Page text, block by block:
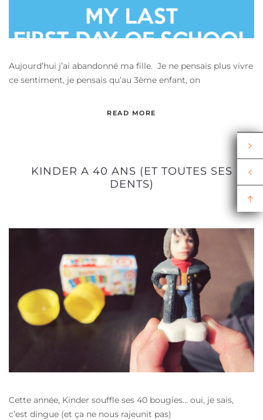
Aujourd’hui j’ai abandonné ma fille. Je ne pensais plus vivre
ce sentiment, je pensais qu’au 3ème enfant, on
READ MORE
KINDER A 40 ANS (ET TOUTES SES
DENTS)
Cette année, Kinder souffle ses 40 bougies… oui, je sais,
c’est dingue (et ça ne nous rajeunit pas)